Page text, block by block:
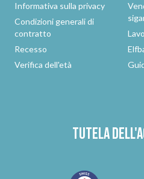
Informativa sulla privacy
Condizioni generali di
contratto
Recesso
Verifica dell'età
Tutela